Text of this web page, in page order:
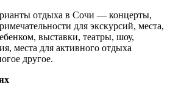
отдыха в Сочи — концерты,
для экскурсий, места,
выставки, театры, шоу,
места для активного отдыха
другое.